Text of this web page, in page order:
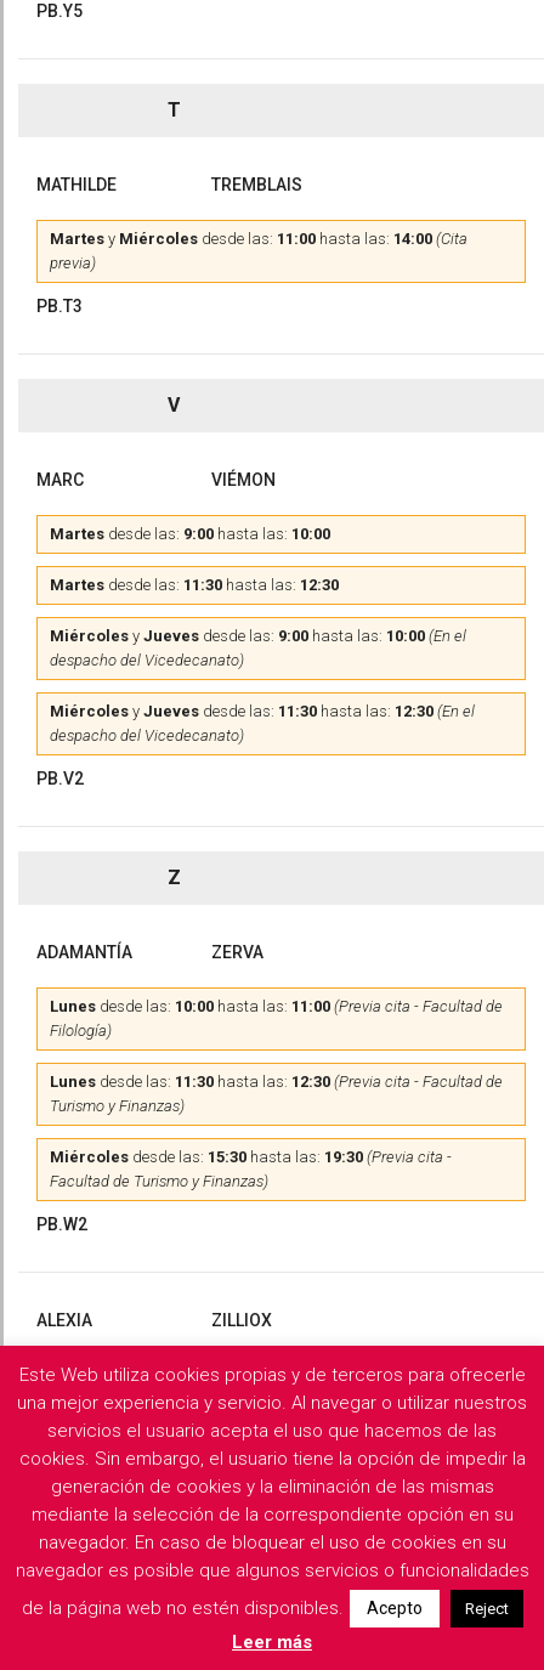
PB.Y5
T
MATHILDE TREMBLAIS
Martes y Miércoles desde las: 11:00 hasta las: 14:00 (Cita
previa)
PB.T3
V
MARC VIÉMON
Martes desde las: 9:00 hasta las: 10:00
Martes desde las: 11:30 hasta las: 12:30
Miércoles y Jueves desde las: 9:00 hasta las: 10:00 (En el
despacho del Vicedecanato)
Miércoles y Jueves desde las: 11:30 hasta las: 12:30 (En el
despacho del Vicedecanato)
PB.V2
Z
ADAMANTÍA ZERVA
Lunes desde las: 10:00 hasta las: 11:00 (Previa cita - Facultad de
Filología)
Lunes desde las: 11:30 hasta las: 12:30 (Previa cita - Facultad de
Turismo y Finanzas)
Miércoles desde las: 15:30 hasta las: 19:30 (Previa cita -
Facultad de Turismo y Finanzas)
PB.W2
ALEXIA ZILLIOX
Martes yMiércolesdesde las:10:00hasta las:13:00 (Previa
cita)
PB.X2
Filología Griega y Latina
Descargar horarios de consulta del departamento
Este Web utiliza cookies propias y de terceros para ofrecerle
una mejor experiencia y servicio. Al navegar o utilizar nuestros
servicios el usuario acepta el uso que hacemos de las
cookies. Sin embargo, el usuario tiene la opción de impedir la
generación de cookies y la eliminación de las mismas
mediante la selección de la correspondiente opción en su
navegador. En caso de bloquear el uso de cookies en su
navegador es posible que algunos servicios o funcionalidades
de la página web no estén disponibles.
Acepto Reject
Leer más